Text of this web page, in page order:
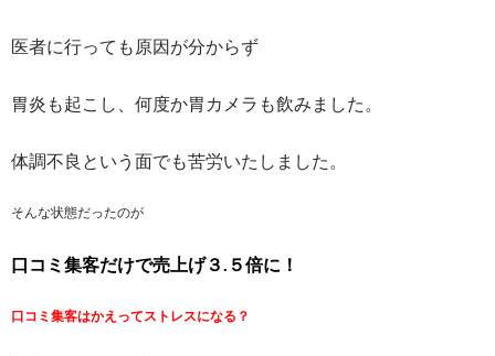
医者に行っても原因が分からず
胃炎も起こし、何度か胃カメラも飲みました。
体調不良という面でも苦労いたしました。
そんな状態だったのが
口コミ集客だけで売上げ３.５倍に！
口コミ集客はかえってストレスになる？